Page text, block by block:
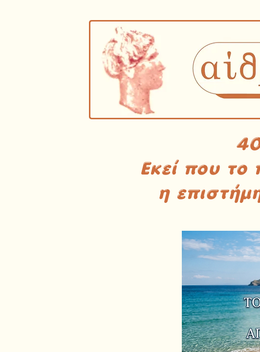
Εκεί που
η